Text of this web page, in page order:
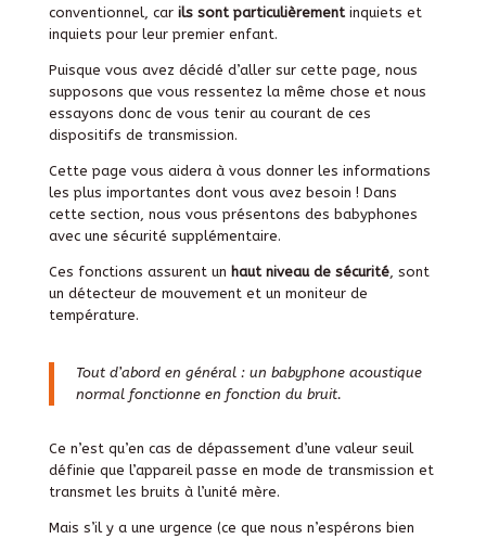
conventionnel, car ils sont particulièrementinquiets et
inquiets pour leur premier enfant.
Puisque vous avez décidé d’aller sur cette page, nous
supposons que vous ressentez la même chose et nous
essayons donc de vous tenir au courant de ces
dispositifs de transmission.
Cette page vous aidera à vous donner les informations
les plus importantes dont vous avez besoin ! Dans
cette section, nous vous présentons des babyphones
avec une sécurité supplémentaire.
Ces fonctions assurent un haut niveau de sécurité, sont
un détecteur de mouvement et un moniteur de
température.
Tout d’abord en général : un babyphone acoustique
normal fonctionne en fonction du bruit.
Ce n’est qu’en cas de dépassement d’une valeur seuil
définie que l’appareil passe en mode de transmission et
transmet les bruits à l’unité mère.
Mais s’il y a une urgence (ce que nous n’espérons bien